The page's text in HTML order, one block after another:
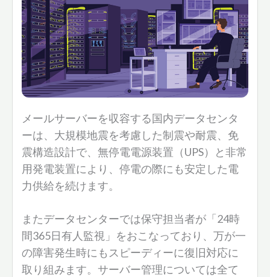
メールサーバーを収容する国内データセンタ
ーは、大規模地震を考慮した制震や耐震、免
震構造設計で、無停電電源装置（UPS）と非常
用発電装置により、停電の際にも安定した電
力供給を続けます。
またデータセンターでは保守担当者が「24時
間365日有人監視」をおこなっており、万が一
の障害発生時にもスピーディーに復旧対応に
取り組みます。サーバー管理については全て